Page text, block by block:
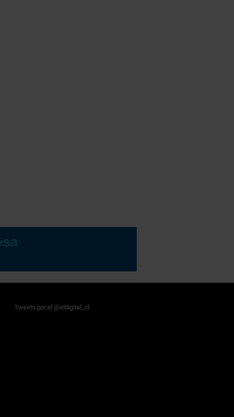
Tweets por el @eldigital_cl.